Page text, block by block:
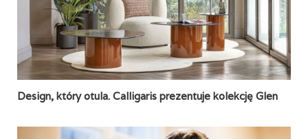
Design, który otula. Calligaris prezentuje kolekcję Glen